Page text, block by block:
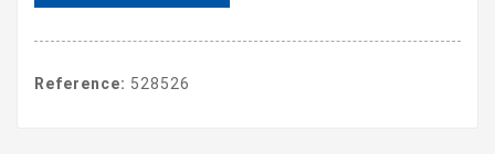
Reference: 528526